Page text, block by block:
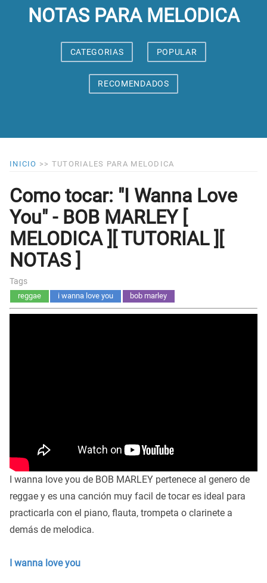
NOTAS PARA MELODICA
CATEGORIAS POPULAR
RECOMENDADOS
INICIO >> TUTORIALES PARA MELODICA
Como tocar: "I Wanna Love
You" - BOB MARLEY [
MELODICA ][ TUTORIAL ][
NOTAS ]
Tags
reggae i wanna love you bob marley
I wanna love you de BOB MARLEY pertenece al genero de
reggae y es una canción muy facil de tocar es ideal para
practicarla con el piano, flauta, trompeta o clarinete a
demás de melodica.
I wanna love you